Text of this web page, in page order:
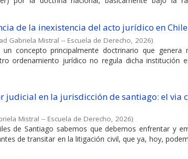
de la inexistencia del acto jurídico en Chile
Gabriela Mistral -- Escuela de Derecho, 2026)
concepto principalmente doctrinario que genera
ordenamiento jurídico no regula dicha institución
en la jurisdicción de santiago: el via
Mistral -- Escuela de Derecho, 2026)
de Santiago sabemos que debemos enfrentar y
de transitar en la litigación civil, que ya, hoy,